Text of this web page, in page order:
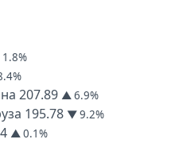
207.89 ▲ 6.9%
195.78 ▼ 9.2%
▲ 0.1%